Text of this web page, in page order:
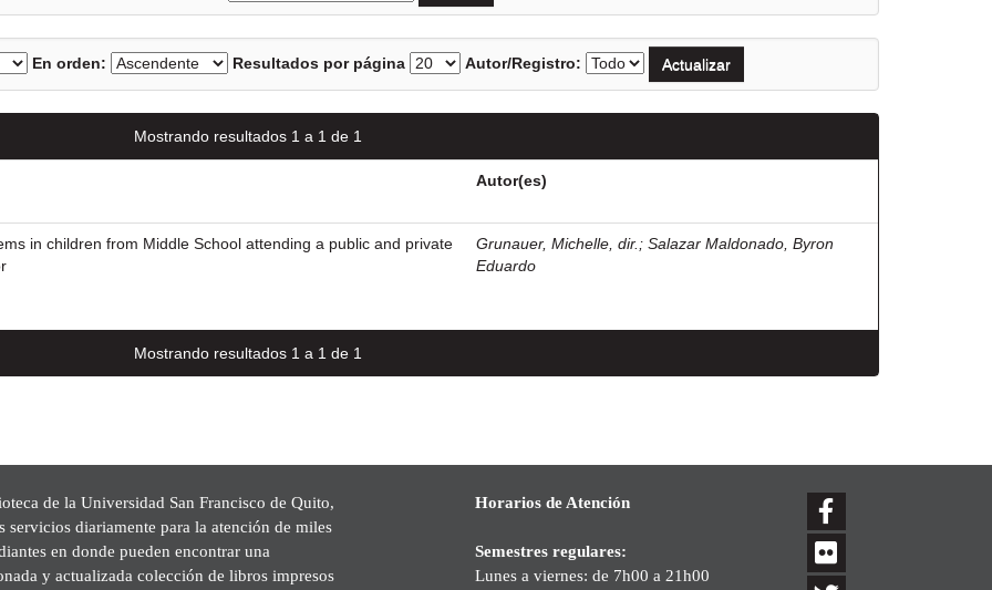
En orden: Resultados por página Autor/Registro:
Mostrando resultados 1 a 1 de 1
Autor(es)
in children from Middle School attending a public and private
Grunauer, Michelle, dir. ; Salazar Maldonado, Byron
Eduardo
Mostrando resultados 1 a 1 de 1
de la Universidad San Francisco de Quito,
servicios diariamente para la atención de miles
en donde pueden encontrar una
y actualizada colección de libros impresos
Horarios de Atención
Semestres regulares:
Lunes a viernes: de 7h00 a 21h00